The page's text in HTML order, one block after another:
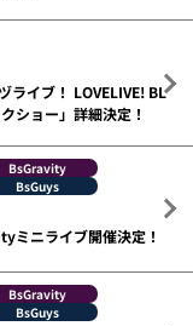
ライブ！ LOVELIVE! BL
ショー」詳細決定！
BsGravity
BsGuys
ミニライブ開催決定！
BsGravity
BsGuys